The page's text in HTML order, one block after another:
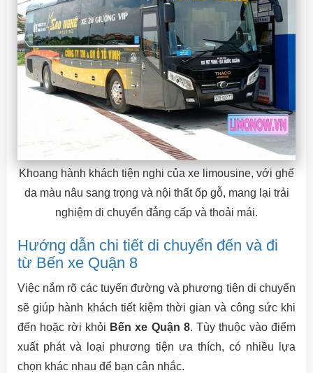
Khoang hành khách tiện nghi của xe limousine, với ghế
da màu nâu sang trọng và nội thất ốp gỗ, mang lại trải
nghiệm di chuyển đẳng cấp và thoải mái.
Hướng dẫn chi tiết di chuyển đến và đi
từ Bến xe Quận 8
Việc nắm rõ các tuyến đường và phương tiện di chuyển
sẽ giúp hành khách tiết kiệm thời gian và công sức khi
đến hoặc rời khỏi Bến xe Quận 8. Tùy thuộc vào điểm
xuất phát và loại phương tiện ưa thích, có nhiều lựa
chọn khác nhau để bạn cân nhắc.